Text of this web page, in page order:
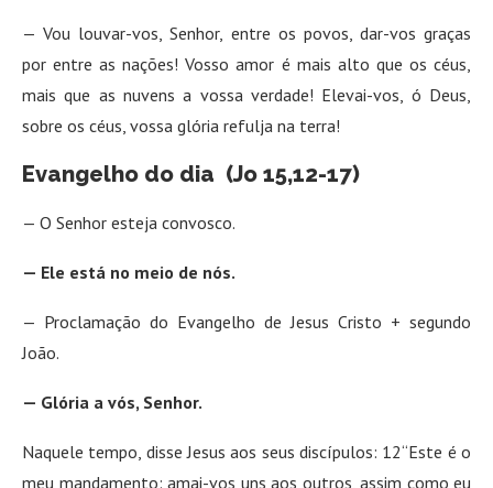
— Vou louvar-vos, Senhor, entre os povos, dar-vos graças
por entre as nações! Vosso amor é mais alto que os céus,
mais que as nuvens a vossa verdade! Elevai-vos, ó Deus,
sobre os céus, vossa glória refulja na terra!
Evangelho do dia (Jo 15,12-17)
— O Senhor esteja convosco.
— Ele está no meio de nós.
— Proclamação do Evangelho de Jesus Cristo + segundo
João.
— Glória a vós, Senhor.
Naquele tempo, disse Jesus aos seus discípulos: 12“Este é o
meu mandamento: amai-vos uns aos outros, assim como eu